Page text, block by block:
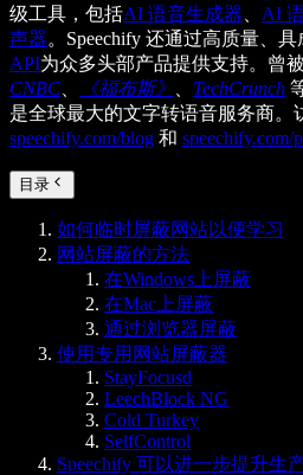
级工具，包括AI 语音生成器 AI
声器。Speechify 还通过高质量、
API为众多头部产品提供支持。曾被
CNBC
《福布斯》 TechCrunch
是全球最大的文字转语音服务商。
speechify.com/blog 和 speechify.com/
目录
如何临时屏蔽网站以便学习
网站屏蔽的方法
在Windows上屏蔽
在Mac上屏蔽
通过浏览器屏蔽
使用专用网站屏蔽器
StayFocusd
LeechBlock NG
Cold Turkey
SelfControl
Speechify 可以进一步提升生